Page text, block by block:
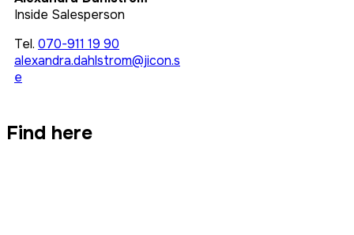
Inside Salesperson
Tel. 070-911 19 90
alexandra.dahlstrom@jicon.s
e
Find here